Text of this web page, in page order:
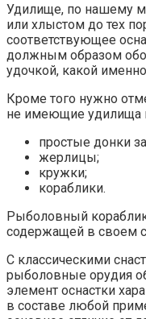
Удилище, по нашему
или хлыстом до тех
соответствующее
должным образом
удочкой, какой
Кроме того нужно
не имеющие удилища
простые донки
жерлицы;
кружки;
кораблики.
Рыболовный
содержащей в своем
С классическими
рыболовные орудия
элемент оснастки
в составе любой